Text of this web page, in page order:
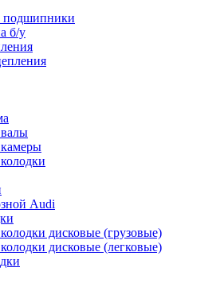
б/у
Audi
дисковые (грузовые)
дисковые (легковые)